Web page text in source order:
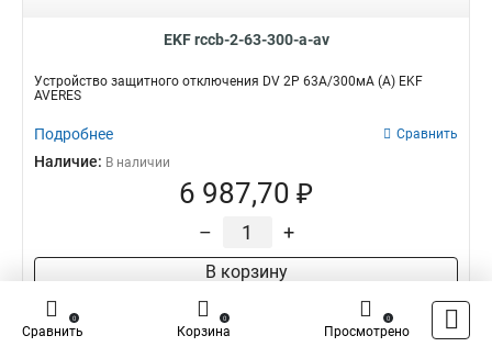
EKF rccb-2-63-300-a-av
Устройство защитного отключения DV 2P 63А/300мА (A) EKF
AVERES
Подробнее Сравнить
Наличие: В наличии
6 987,70 ₽
– +
В корзину
Сравнить
0
Корзина
0
Просмотрено
0